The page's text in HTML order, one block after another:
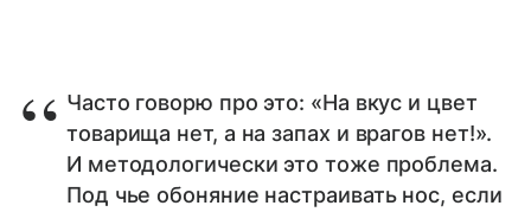
Часто говорю про это: «На вкус и цвет
товарища нет, а на запах и врагов нет!».
И методологически это тоже проблема.
Под чье обоняние настраивать нос, если